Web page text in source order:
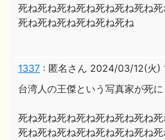
死ね死ね死ね死ね死ね死ね死ね
死ね死ね死ね死ね死ね死ね
1337 : 匿名さん 2024/03/12(火)
台湾人の王傑という写真家が死
死ね死ね死ね死ね死ね死ね死ね
死ね死ね死ね死ね死ね死ね死ね